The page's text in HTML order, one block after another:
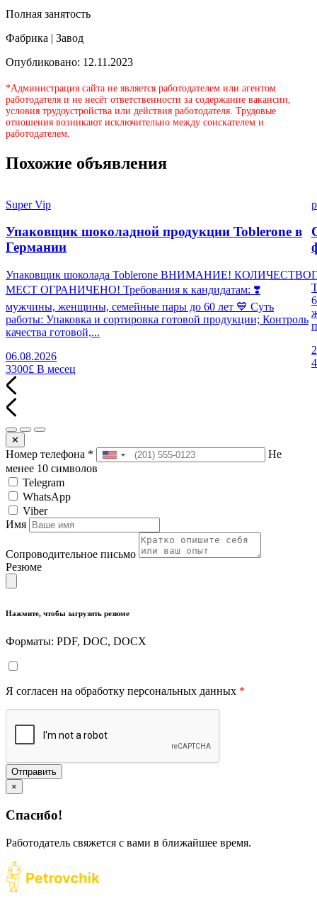
Полная занятость
Фабрика | Завод
Опубликовано: 12.11.2023
*Администрация сайта не является работодателем или агентом
работодателя и не несёт ответственности за содержание вакансии,
условия трудоустройства или действия работодателя. Трудовые
отношения возникают исключительно между соискателем и
работодателем.
Похожие объявления
Super Vip
Упаковщик шоколадной продукции Toblerone в
Германии
Упаковщик шоколада Toblerone ВНИМАНИЕ! КОЛИЧЕСТВО
МЕСТ ОГРАНИЧЕНО! Требования к кандидатам: ❣️
мужчины, женщины, семейные пары до 60 лет 💙 Суть
работы: Упаковка и сортировка готовой продукции; Контроль
качества готовой,...
06.08.2026
3300£ В месец
✕
Номер телефона *
Не
менее 10 символов
Telegram
WhatsApp
Viber
Имя
Сопроводительное письмо
Резюме
Нажмите, чтобы загрузить резюме
Форматы: PDF, DOC, DOCX
Я согласен на обработку персональных данных *
Отправить
×
Спасибо!
Работодатель свяжется с вами в ближайшее время.